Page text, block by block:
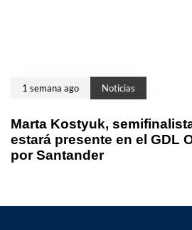
1 semana ago Noticias
Marta Kostyuk,
estará presente en el GDL
por Santander